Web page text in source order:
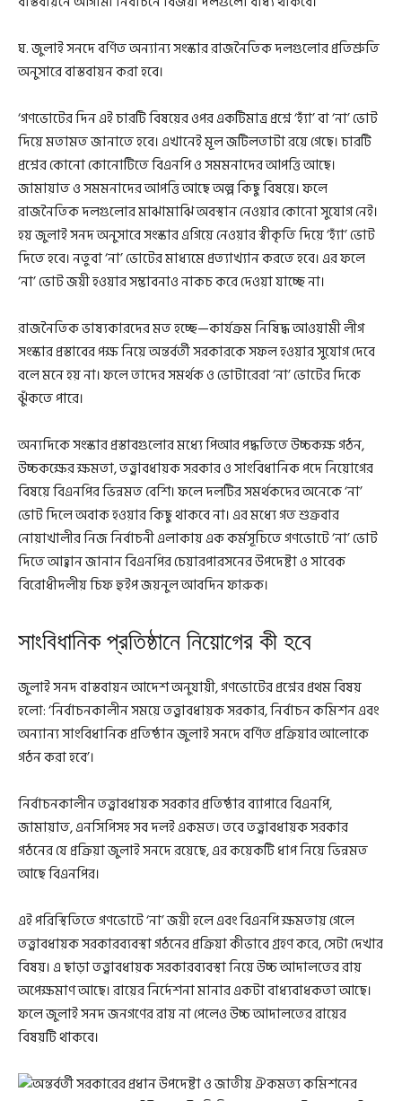
ঘ. জুলাই সনদে বর্ণিত অন্যান্য সংস্কার রাজনৈতিক দলগুলোর প্রতিশ্রুতি
অনুসারে বাস্তবায়ন করা হবে।
‘গণভোটের দিন এই চারটি বিষয়ের ওপর একটিমাত্র প্রশ্নে ‘হ্যাঁ’ বা ‘না’ ভোট
দিয়ে মতামত জানাতে হবে। এখানেই মূল জটিলতাটা রয়ে গেছে। চারটি
প্রশ্নের কোনো কোনোটিতে বিএনপি ও সমমনাদের আপত্তি আছে।
জামায়াত ও সমমনাদের আপত্তি আছে অল্প কিছু বিষয়ে। ফলে
রাজনৈতিক দলগুলোর মাঝামাঝি অবস্থান নেওয়ার কোনো সুযোগ নেই।
হয় জুলাই সনদ অনুসারে সংস্কার এগিয়ে নেওয়ার স্বীকৃতি দিয়ে ‘হ্যাঁ’ ভোট
দিতে হবে। নতুবা ‘না’ ভোটের মাধ্যমে প্রত্যাখ্যান করতে হবে। এর ফলে
‘না’ ভোট জয়ী হওয়ার সম্ভাবনাও নাকচ করে দেওয়া যাচ্ছে না।
রাজনৈতিক ভাষ্যকারদের মত হচ্ছে—কার্যক্রম নিষিদ্ধ আওয়ামী লীগ
সংস্কার প্রস্তাবের পক্ষ নিয়ে অন্তর্বর্তী সরকারকে সফল হওয়ার সুযোগ দেবে
বলে মনে হয় না। ফলে তাদের সমর্থক ও ভোটারেরা ‘না’ ভোটের দিকে
ঝুঁকতে পারে।
অন্যদিকে সংস্কার প্রস্তাবগুলোর মধ্যে পিআর পদ্ধতিতে উচ্চকক্ষ গঠন,
উচ্চকক্ষের ক্ষমতা, তত্ত্বাবধায়ক সরকার ও সাংবিধানিক পদে নিয়োগের
বিষয়ে বিএনপির ভিন্নমত বেশি। ফলে দলটির সমর্থকদের অনেকে ‘না’
ভোট দিলে অবাক হওয়ার কিছু থাকবে না। এর মধ্যে গত শুক্রবার
নোয়াখালীর নিজ নির্বাচনী এলাকায় এক কর্মসূচিতে গণভোটে ‘না’ ভোট
দিতে আহ্বান জানান বিএনপির চেয়ারপারসনের উপদেষ্টা ও সাবেক
বিরোধীদলীয় চিফ হুইপ জয়নুল আবদিন ফারুক।
সাংবিধানিক প্রতিষ্ঠানে নিয়োগের কী হবে
জুলাই সনদ বাস্তবায়ন আদেশ অনুযায়ী, গণভোটের প্রশ্নের প্রথম বিষয়
হলো: ‘নির্বাচনকালীন সময়ে তত্ত্বাবধায়ক সরকার, নির্বাচন কমিশন এবং
অন্যান্য সাংবিধানিক প্রতিষ্ঠান জুলাই সনদে বর্ণিত প্রক্রিয়ার আলোকে
গঠন করা হবে’।
নির্বাচনকালীন তত্ত্বাবধায়ক সরকার প্রতিষ্ঠার ব্যাপারে বিএনপি,
জামায়াত, এনসিপিসহ সব দলই একমত। তবে তত্ত্বাবধায়ক সরকার
গঠনের যে প্রক্রিয়া জুলাই সনদে রয়েছে, এর কয়েকটি ধাপ নিয়ে ভিন্নমত
আছে বিএনপির।
এই পরিস্থিতিতে গণভোটে ‘না’ জয়ী হলে এবং বিএনপি ক্ষমতায় গেলে
তত্ত্বাবধায়ক সরকারব্যবস্থা গঠনের প্রক্রিয়া কীভাবে গ্রহণ করে, সেটা দেখার
বিষয়। এ ছাড়া তত্ত্বাবধায়ক সরকারব্যবস্থা নিয়ে উচ্চ আদালতের রায়
অপেক্ষমাণ আছে। রায়ের নির্দেশনা মানার একটা বাধ্যবাধকতা আছে।
ফলে জুলাই সনদ জনগণের রায় না পেলেও উচ্চ আদালতের রায়ের
বিষয়টি থাকবে।